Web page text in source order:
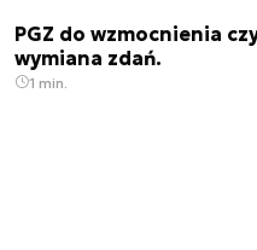
PGZ do wzmocnienia
wymiana zdań.
1 min.